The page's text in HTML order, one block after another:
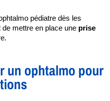
pédiatre dès les
mettre en place une prise
un ophtalmo pour